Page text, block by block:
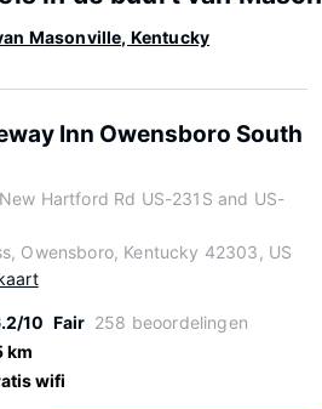
Masonville, Kentucky
Inn Owensboro South
Hartford Rd US-231S and US-
Owensboro, Kentucky 42303, US
10 Fair 258 beoordelingen
km
wifi